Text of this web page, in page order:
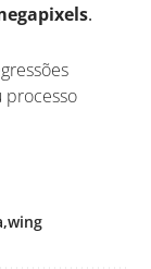
.
processo
wing